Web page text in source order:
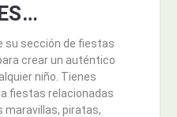
su sección de fiestas
crear un auténtico
niño. Tienes
fiestas relacionadas
maravillas, piratas,